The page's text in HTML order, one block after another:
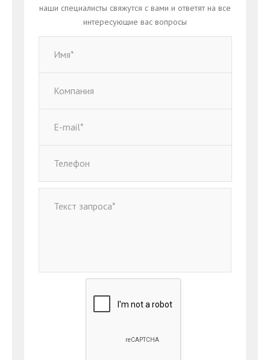
наши специалисты свяжутся с вами и ответят на все
интересующие вас вопросы